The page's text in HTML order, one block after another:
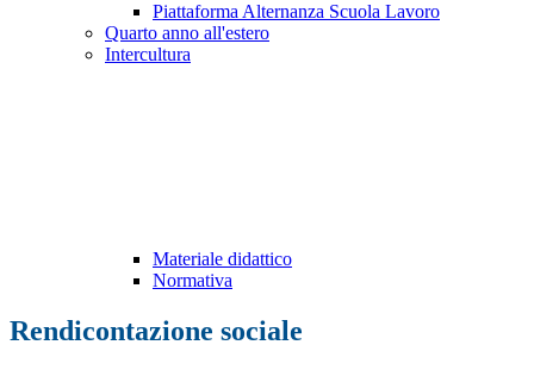
Piattaforma Alternanza Scuola Lavoro
Quarto anno all'estero
Intercultura
Materiale didattico
Normativa
Rendicontazione sociale